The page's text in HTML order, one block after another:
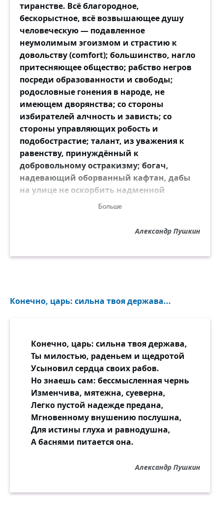
тиранстве. Всё благородное,
бескорыстное, всё возвышающее душу
человеческую — подавленное
неумолимым эгоизмом и страстию к
довольству (comfort); большинство, нагло
притесняющее общество; рабство негров
посреди образованности и свободы;
родословные гонения в народе, не
имеющем дворянства; со стороны
избирателей алчность и зависть; со
стороны управляющих робость и
подобострастие; талант, из уважения к
равенству, принуждённый к
добровольному остракизму; богач,
надевающий оборванный кафтан, дабы
на улице не оскорбить надменной
нищеты, им втайне презираемой: такова
Больше
Александр Пушкин
Конечно, царь: сильна твоя держава...
Конечно, царь: сильна твоя держава,
Ты милостью, раденьем и щедротой
Усыновил сердца своих рабов.
Но знаешь сам: бессмысленная чернь
Изменчива, мятежна, суеверна,
Легко пустой надежде предана,
Мгновенному внушению послушна,
Для истины глуха и равнодушна,
А баснями питается она.
Александр Пушкин